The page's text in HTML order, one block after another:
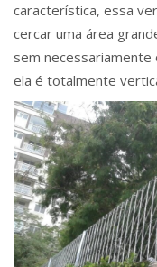
característica, essa
cercar uma área
sem necessariamente
ela é totalmente